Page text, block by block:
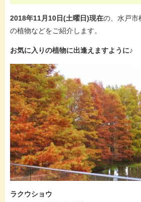
2018年11月10日(土曜日)現在の、水戸市
の植物などをご紹介します。
お気に入りの植物に出逢えますように♪
ラクウショウ